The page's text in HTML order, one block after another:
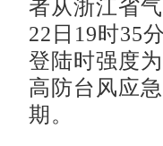
者从浙江省
22日19时35
登陆时强度
高防台风应
期。